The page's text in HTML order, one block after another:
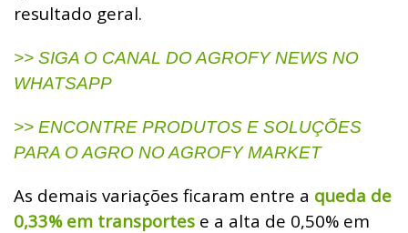
resultado geral.
>> SIGA O CANAL DO AGROFY NEWS NO
WHATSAPP
>> ENCONTRE PRODUTOS E SOLUÇÕES
PARA O AGRO NO AGROFY MARKET
As demais variações ficaram entre a queda de
0,33% em transportes e a alta de 0,50% em